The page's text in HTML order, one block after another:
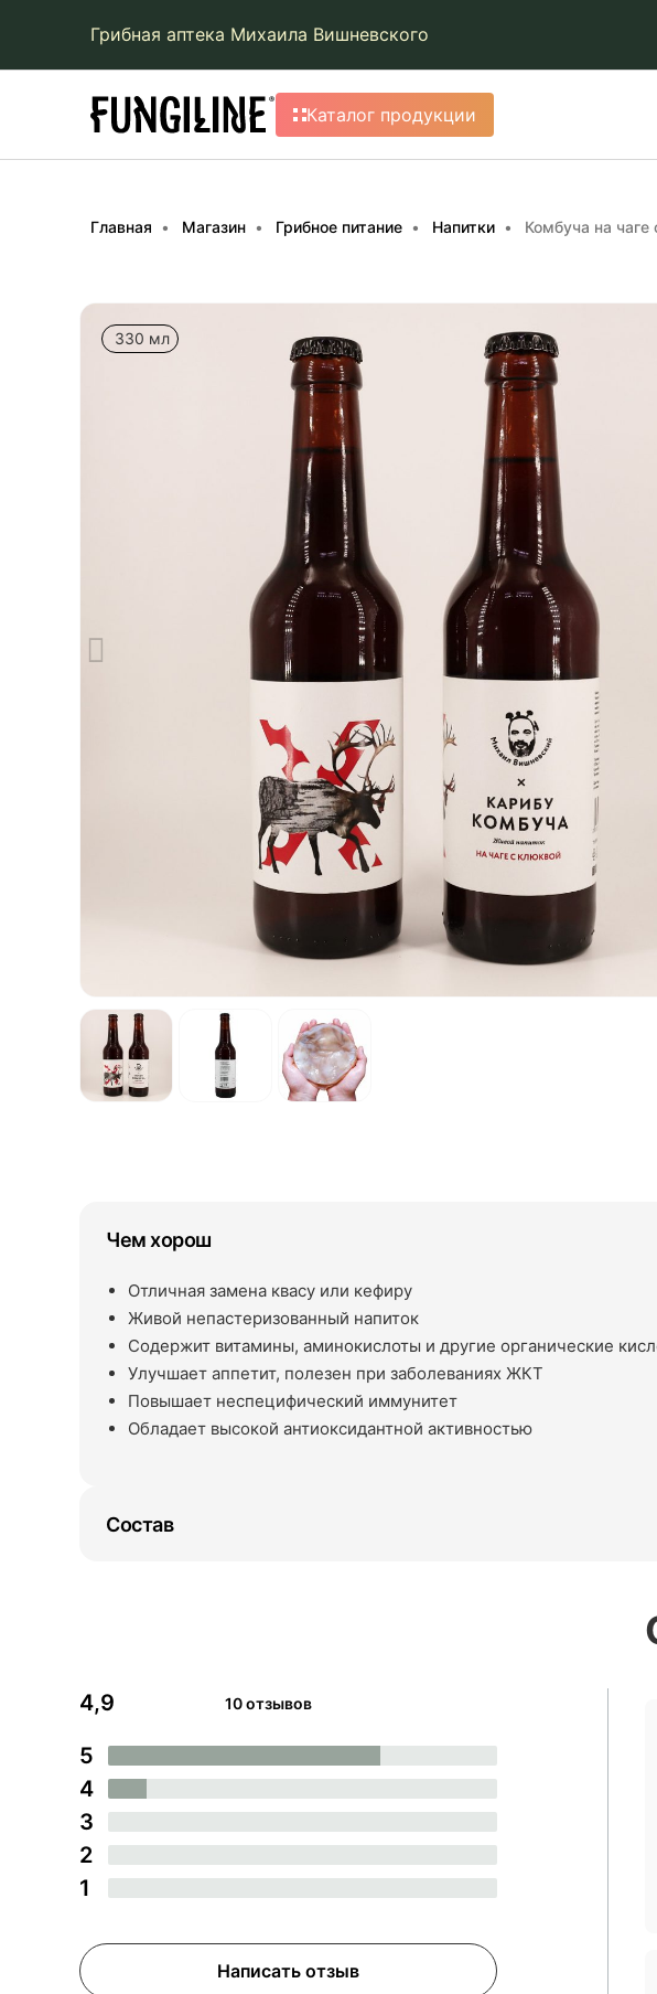
Грибная аптека Михаила Вишневского
Каталог продукции
Главная Магазин Грибное питание Напитки Комбуча на чаге
330 мл
Чем хорош
Отличная замена квасу или кефиру
Живой непастеризованный напиток
Содержит витамины, аминокислоты и другие органические
Улучшает аппетит, полезен при заболеваниях ЖКТ
Повышает неспецифический иммунитет
Обладает высокой антиоксидантной активностью
Состав
4,9 10 отзывов
5
4
3
2
1
Написать отзыв